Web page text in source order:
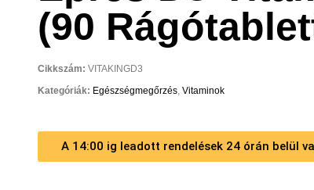
(90
Cikkszám: VITAKINGD3
Kategóriák: Egészségmegőrzés, Vitaminok
A 14:00 ig leadott rendelések 24 órán belül